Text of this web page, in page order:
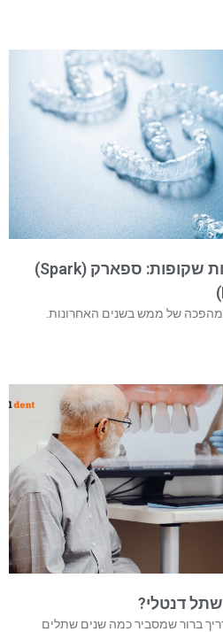
השוואה בין מותגי קשתיות שקופות: ספארק (Spark)
מהפכה של ממש בשנים האחרונות.
דנטלי?
ברור שמסביר כמה שנים שתלים